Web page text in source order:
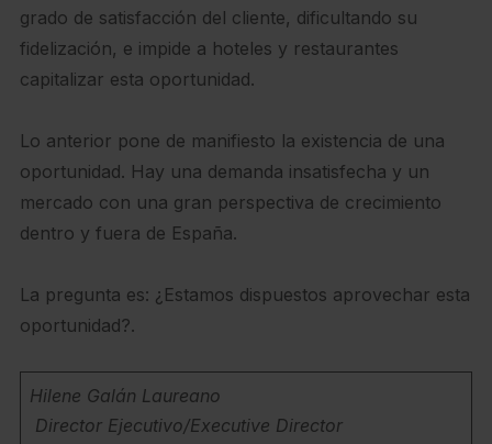
grado de satisfacción del cliente, dificultando su
fidelización, e impide a hoteles y restaurantes
capitalizar esta oportunidad.
Lo anterior pone de manifiesto la existencia de una
oportunidad. Hay una demanda insatisfecha y un
mercado con una gran perspectiva de crecimiento
dentro y fuera de España.
La pregunta es: ¿Estamos dispuestos aprovechar esta
oportunidad?.
Hilene Galán Laureano
Director Ejecutivo/Executive Director